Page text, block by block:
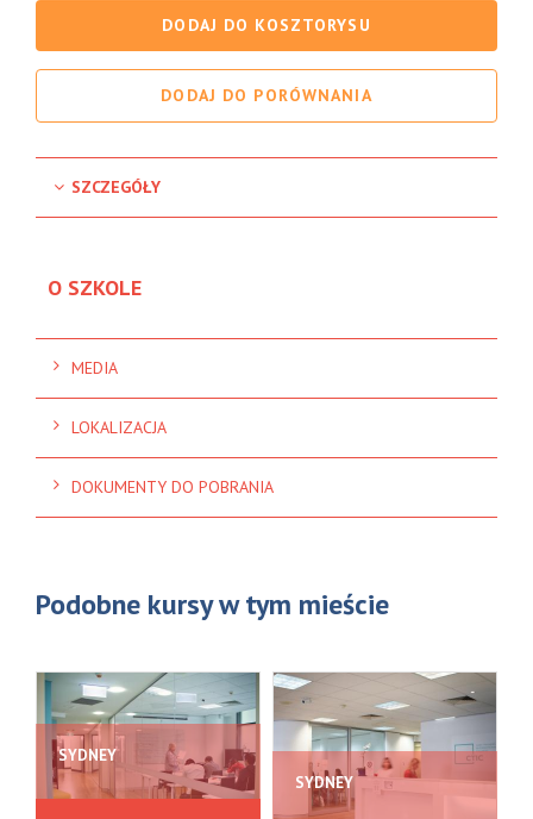
DODAJ DO KOSZTORYSU
DODAJ DO PORÓWNANIA
SZCZEGÓŁY
O SZKOLE
MEDIA
LOKALIZACJA
DOKUMENTY DO POBRANIA
Podobne kursy w tym mieście
SYDNEY
SYDNEY